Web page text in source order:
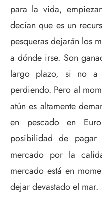
para la vida,
decían que es un
pesqueras dejarán los
a dónde irse. Son
largo plazo, si no a
perdiendo. Pero al
atún es altamente
en pescado en
posibilidad de
mercado por la
mercado está en
dejar devastado el mar.